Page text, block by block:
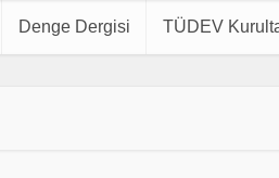
Denge Dergisi TÜDEV